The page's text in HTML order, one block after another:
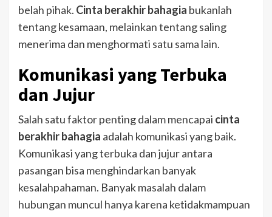
belah pihak. Cinta berakhir bahagia bukanlah
tentang kesamaan, melainkan tentang saling
menerima dan menghormati satu sama lain.
Komunikasi yang Terbuka
dan Jujur
Salah satu faktor penting dalam mencapai cinta
berakhir bahagia adalah komunikasi yang baik.
Komunikasi yang terbuka dan jujur antara
pasangan bisa menghindarkan banyak
kesalahpahaman. Banyak masalah dalam
hubungan muncul hanya karena ketidakmampuan